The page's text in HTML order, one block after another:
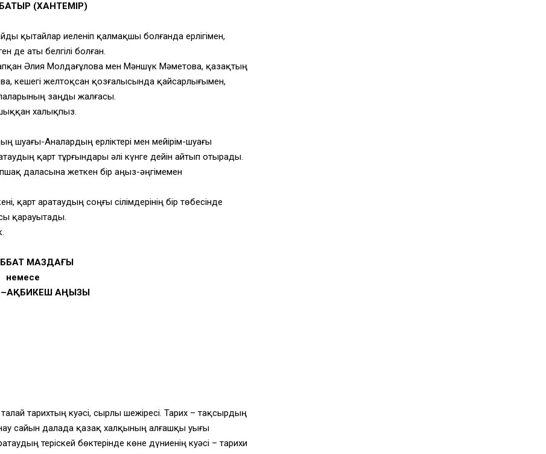
(ХАНТЕМІР)
қытайлар иеленіп қалмақшы болғанда ерлігімен,
де аты белгілі болған.
Әлия Молдағұлова мен Мәншүк Мәметова, қазақтың
кешегі желтоқсан қозғалысында қайсарлығымен,
заңды жалғасы.
халықпыз.
шуағы-Аналардың ерліктері мен мейірім-шуағы
қарт тұрғындары әлі күнге дейін айтып отырады.
даласына жеткен бір аңыз-әңгімемен
қарт Қаратаудың соңғы сілімдерінің бір төбесінде
қарауытады.
МАЗДАҒЫ
немесе
АҢЫЗЫ
тарихтың куәсі, сырлы шежіресі. Тарих – тақсырдың
сайын далада қазақ халқының алғашқы уығы
теріскей бөктерінде көне дүниенің куәсі – тарихи